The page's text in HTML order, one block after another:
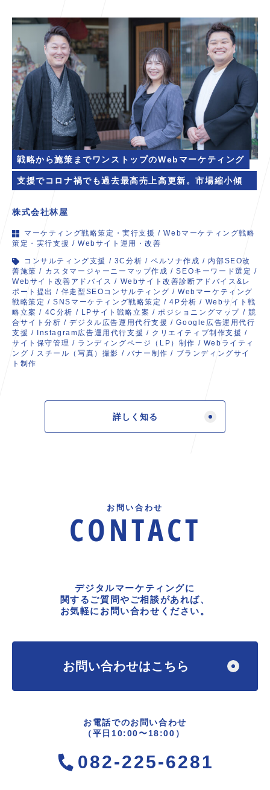
戦略から施策までワンストップのWebマーケティング
支援でコロナ禍でも過去最高売上高更新。市場縮小傾向
株式会社林屋
マーケティング戦略策定・実行支援 /Webマーケティング戦略
策定・実行支援 /Webサイト運用・改善
コンサルティング支援 / 3C分析 /ペルソナ作成 / 内部SEO改
善施策 / カスタマージャーニーマップ作成 /SEOキーワード選定 /
Webサイト改善アドバイス / Webサイト改善診断アドバイス&レ
ポート提出
/ 伴走型SEOコンサルティング /Webマーケティング
戦略策定 /SNSマーケティング戦略策定 /4P分析 / Webサイト戦
略立案 / 4C分析 / LPサイト戦略立案 / ポジショニングマップ / 競
合サイト分析 /デジタル広告運用代行支援 /Google広告運用代行
支援 / Instagram広告運用代行支援 / クリエイティブ制作支援 /
サイト保守管理 / ランディングページ（LP）制作 / Webライティ
ング / スチール（写真）撮影 / バナー制作 / ブランディングサイ
ト制作
詳しく知る
お問い合わせ
CONTACT
デジタルマーケティングに
関するご質問やご相談があれば、
お気軽にお問い合わせください。
お問い合わせはこちら
お電話でのお問い合わせ
（平日10:00〜18:00）
082-225-6281